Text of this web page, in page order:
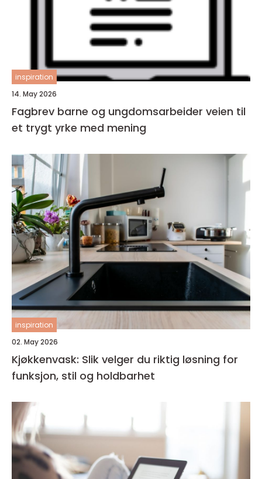
inspiration
14. May 2026
Fagbrev barne og ungdomsarbeider veien til
et trygt yrke med mening
inspiration
02. May 2026
Kjøkkenvask: Slik velger du riktig løsning for
funksjon, stil og holdbarhet